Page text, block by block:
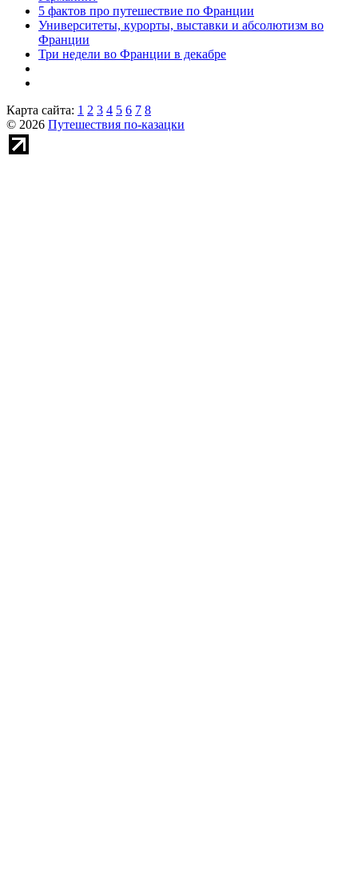
5 фактов про путешествие по Франции
Университеты, курорты, выставки и абсолютизм во
Франции
Три недели во Франции в декабре
Карта сайта: 1 2 3 4 5 6 7 8
© 2026 Путешествия по-казацки